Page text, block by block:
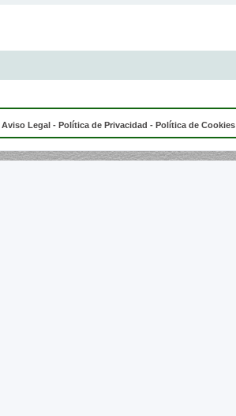
Aviso Legal - Política de Privacidad - Política de Cookies